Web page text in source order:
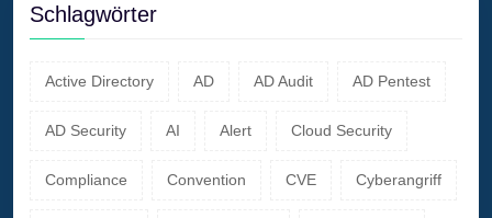
Schlagwörter
Active Directory AD AD Audit AD Pentest
AD Security AI Alert Cloud Security
Compliance Convention CVE Cyberangriff